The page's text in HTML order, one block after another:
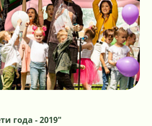
года - 2019"